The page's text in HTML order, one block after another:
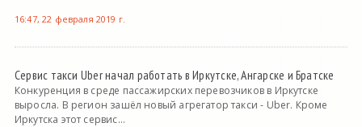
16:47, 22 февраля 2019 г.
Сервис такси Uber начал работать в Иркутске, Ангарске и Братске
Конкуренция в среде пассажирских перевозчиков в Иркутске
выросла. В регион зашёл новый агрегатор такси - Uber. Кроме
Иркутска этот сервис...